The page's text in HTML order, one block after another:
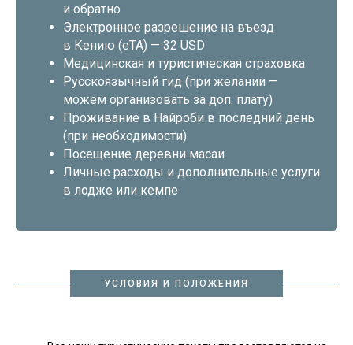
и обратно
Электронное разрешение на въезд
в Кению (eTA) — 32 USD
Медицинская и туристическая страховка
Русскоязычный гид (при желании —
можем организовать за доп. плату)
Проживание в Найроби в последний день
(при необходимости)
Посещение деревни масаи
Личные расходы и дополнительные услуги
в лодже или кемпе
УСЛОВИЯ И ПОЛОЖЕНИЯ